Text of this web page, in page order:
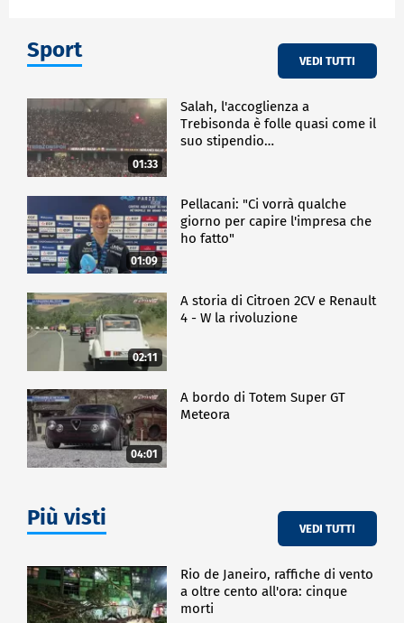
Sport VEDI TUTTI
01:33
Salah, l'accoglienza a
Trebisonda è folle quasi come il
suo stipendio…
01:09
Pellacani: "Ci vorrà qualche
giorno per capire l'impresa che
ho fatto"
02:11
A storia di Citroen 2CV e Renault
4 - W la rivoluzione
04:01
A bordo di Totem Super GT
Meteora
Più visti VEDI TUTTI
Rio de Janeiro, raffiche di vento
a oltre cento all'ora: cinque
morti